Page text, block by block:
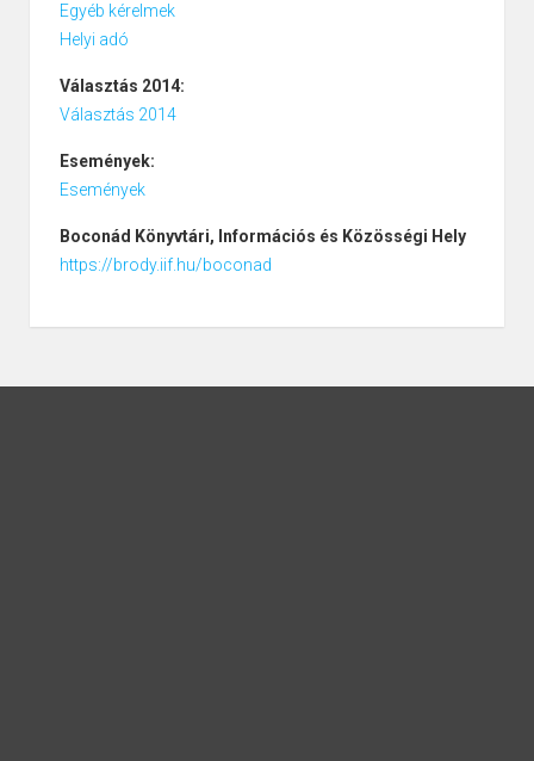
Egyéb kérelmek
Helyi adó
Választás 2014:
Választás 2014
Események:
Események
Boconád Könyvtári, Információs és Közösségi Hely
https://brody.iif.hu/boconad